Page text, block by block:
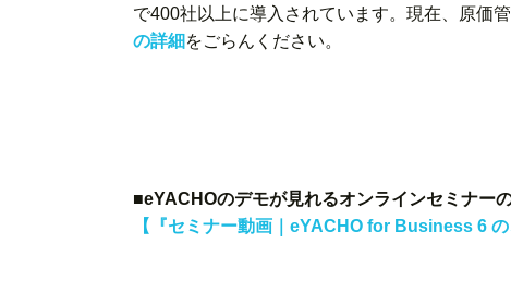
で400社以上に導入されています。現在、原価
の詳細 をごらんください。
■eYACHOのデモが見れるオンラインセミナー
【『セミナー動画｜eYACHO for Business 6